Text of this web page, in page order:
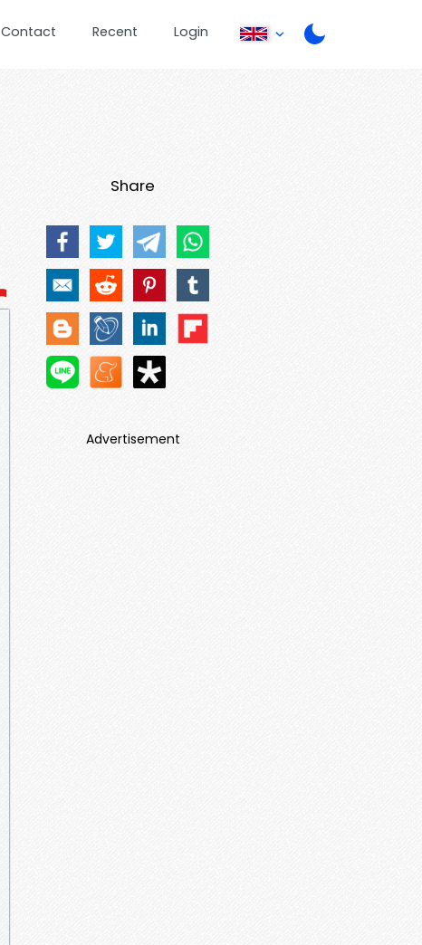
Contact Recent Login
Share
Advertisement